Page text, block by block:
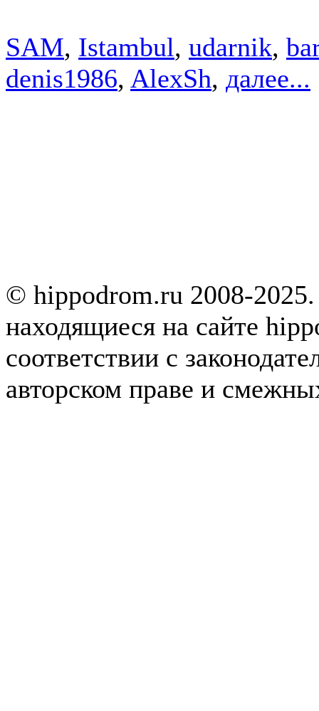
SAM, Istambul, udarnik,
denis1986, AlexSh, далее...
© hippodrom.ru 2008-
находящиеся на сайте
соответствии с
авторском праве и